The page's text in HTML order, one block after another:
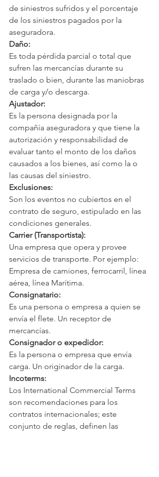
de siniestros sufridos y el porcentaje
de los siniestros pagados por la
aseguradora.
Daño:
Es toda pérdida parcial o total que
sufren las mercancías durante su
traslado o bien, durante las maniobras
de carga y/o descarga.
Ajustador:
Es la persona designada por la
compañía aseguradora y que tiene la
autorización y responsabilidad de
evaluar tanto el monto de los daños
causados a los bienes, así como la o
las causas del siniestro.
Exclusiones:
Son los eventos no cubiertos en el
contrato de seguro, estipulado en las
condiciones generales.
Carrier (Transportista):
Una empresa que opera y provee
servicios de transporte. Por ejemplo:
Empresa de camiones, ferrocarril, línea
aérea, línea Marítima.
Consignatario:
Es una persona o empresa a quien se
envía el flete. Un receptor de
mercancías.
Consignador o expedidor:
Es la persona o empresa que envía
carga. Un originador de la carga.
Incoterms:
Los International Commercial Terms
son recomendaciones para los
contratos internacionales; este
conjunto de reglas, definen las